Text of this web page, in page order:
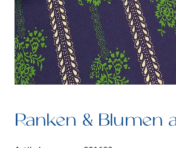
Ranken & Blumen